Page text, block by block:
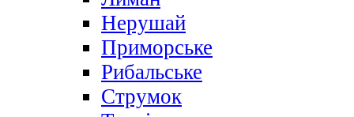
Нерушай
Приморське
Рибальське
Струмок